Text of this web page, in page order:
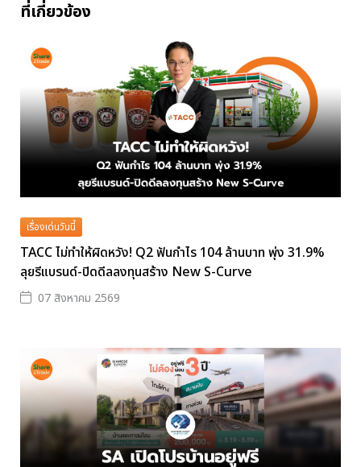
ที่เกี่ยวข้อง
เรื่องเด่นวันนี้
TACC ไม่ทำให้ผิดหวัง! Q2 ฟันกำไร 104 ล้านบาท พุ่ง 31.9%
ลุยรีแบรนด์-ปิดดีลลงทุนสร้าง New S-Curve
07 สิงหาคม 2569